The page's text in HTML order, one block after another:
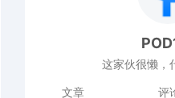
这家伙很懒，
文章 评